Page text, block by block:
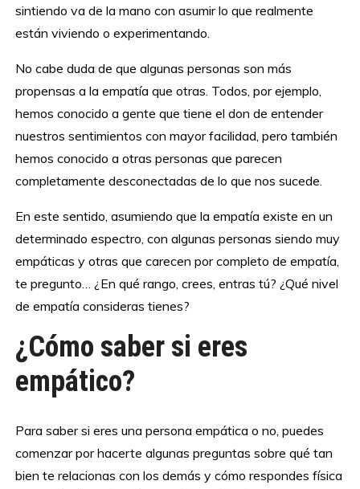
sintiendo va de la mano con asumir lo que realmente
están viviendo o experimentando.
No cabe duda de que algunas personas son más
propensas a la empatía que otras. Todos, por ejemplo,
hemos conocido a gente que tiene el don de entender
nuestros sentimientos con mayor facilidad, pero también
hemos conocido a otras personas que parecen
completamente desconectadas de lo que nos sucede.
En este sentido, asumiendo que la empatía existe en un
determinado espectro, con algunas personas siendo muy
empáticas y otras que carecen por completo de empatía,
te pregunto… ¿En qué rango, crees, entras tú? ¿Qué nivel
de empatía consideras tienes?
¿Cómo saber si eres
empático?
Para saber si eres una persona empática o no, puedes
comenzar por hacerte algunas preguntas sobre qué tan
bien te relacionas con los demás y cómo respondes física